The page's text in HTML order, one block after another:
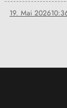
19. Mai 2026